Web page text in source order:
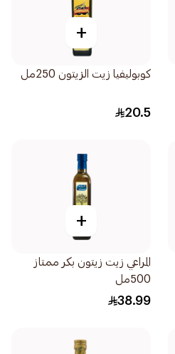
+
كوبوليفيا زيت الزيتون 250مل
20.5
+
المراعي زيت زيتون بكر ممتاز
500مل
38.99